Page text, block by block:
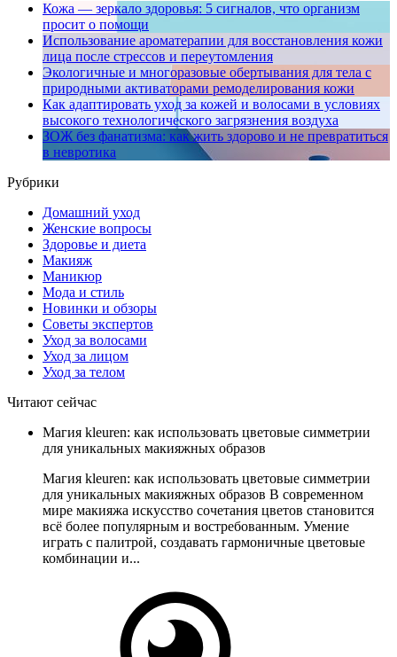
Кожа — зеркало здоровья: 5 сигналов, что организм
просит о помощи
Использование ароматерапии для восстановления кожи
лица после стрессов и переутомления
Экологичные и многоразовые обертывания для тела с
природными активаторами ремоделирования кожи
Как адаптировать уход за кожей и волосами в условиях
высокого технологического загрязнения воздуха
ЗОЖ без фанатизма: как жить здорово и не превратиться
в невротика
Рубрики
Домашний уход
Женские вопросы
Здоровье и диета
Макияж
Маникюр
Мода и стиль
Новинки и обзоры
Советы экспертов
Уход за волосами
Уход за лицом
Уход за телом
Читают сейчас
Магия kleuren: как использовать цветовые симметрии
для уникальных макияжных образов
Магия kleuren: как использовать цветовые симметрии
для уникальных макияжных образов В современном
мире макияжа искусство сочетания цветов становится
всё более популярным и востребованным. Умение
играть с палитрой, создавать гармоничные цветовые
комбинации и...